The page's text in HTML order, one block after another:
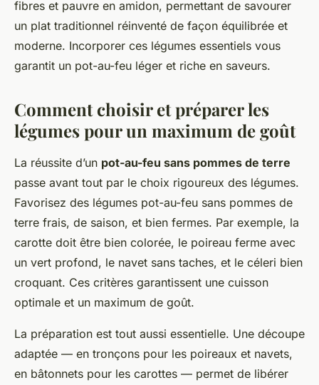
fibres et pauvre en amidon, permettant de savourer
un plat traditionnel réinventé de façon équilibrée et
moderne. Incorporer ces légumes essentiels vous
garantit un pot-au-feu léger et riche en saveurs.
Comment choisir et préparer les
légumes pour un maximum de goût
La réussite d’un pot-au-feu sans pommes de terre
passe avant tout par le choix rigoureux des légumes.
Favorisez des légumes pot-au-feu sans pommes de
terre frais, de saison, et bien fermes. Par exemple, la
carotte doit être bien colorée, le poireau ferme avec
un vert profond, le navet sans taches, et le céleri bien
croquant. Ces critères garantissent une cuisson
optimale et un maximum de goût.
La préparation est tout aussi essentielle. Une découpe
adaptée — en tronçons pour les poireaux et navets,
en bâtonnets pour les carottes — permet de libérer